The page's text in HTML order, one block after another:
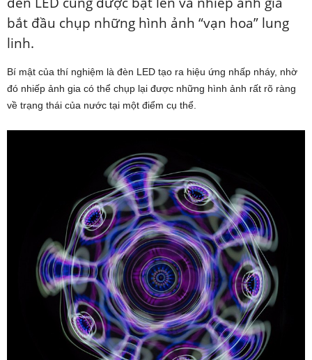
bắt đầu chụp những hình ảnh “vạn hoa” lung
linh.
Bí mật của thí nghiệm là đèn LED tạo ra hiệu ứng nhấp nháy, nhờ
đó nhiếp ảnh gia có thể chụp lại được những hình ảnh rất rõ ràng
về trạng thái của nước tại một điểm cụ thể.